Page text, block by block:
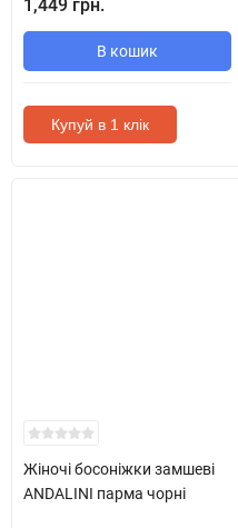
1,449 грн.
В кошик
Купуй в 1 клік
Жіночі босоніжки замшеві
ANDALINI парма чорні